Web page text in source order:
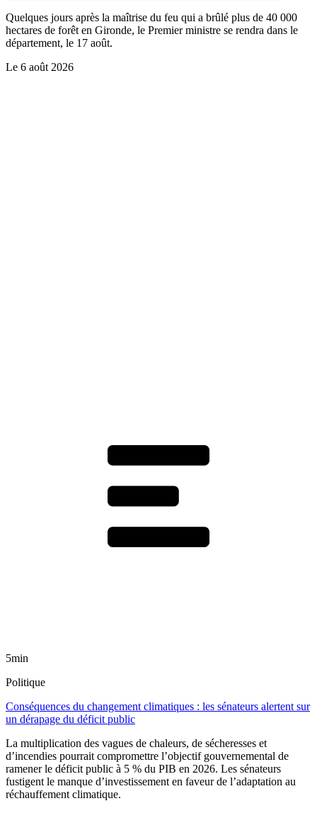
Quelques jours après la maîtrise du feu qui a brûlé plus de 40 000
hectares de forêt en Gironde, le Premier ministre se rendra dans le
département, le 17 août.
Le 6 août 2026
5min
Politique
Conséquences du changement climatiques : les sénateurs alertent sur
un dérapage du déficit public
La multiplication des vagues de chaleurs, de sécheresses et
d’incendies pourrait compromettre l’objectif gouvernemental de
ramener le déficit public à 5 % du PIB en 2026. Les sénateurs
fustigent le manque d’investissement en faveur de l’adaptation au
réchauffement climatique.